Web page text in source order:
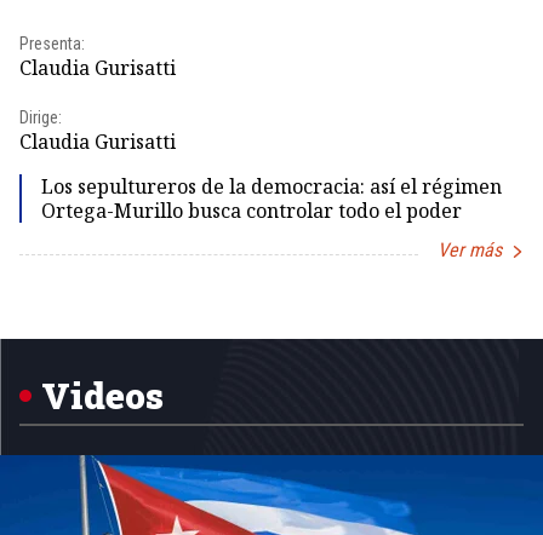
Presenta:
Claudia Gurisatti
Dirige:
Claudia Gurisatti
Los sepultureros de la democracia: así el régimen
Ortega-Murillo busca controlar todo el poder
Ver más
5
Videos